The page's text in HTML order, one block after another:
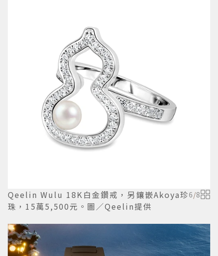
Qeelin Wulu 18K白金鑽戒，另鑲嵌Akoya珍
珠，15萬5,500元。圖／Qeelin提供
6/8